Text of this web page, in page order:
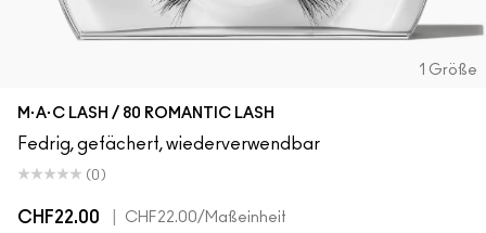
1 Größe
M·A·C LASH / 80 ROMANTIC LASH
Fedrig, gefächert, wiederverwendbar
(0)
CHF22.00 CHF22.00/Maßeinheit